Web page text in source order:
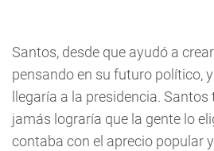
Santos, desde que ayudó a
pensando en su futuro político,
llegaría a la presidencia.
jamás lograría que la gente lo
contaba con el aprecio popular